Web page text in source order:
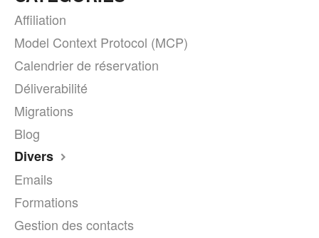
Affiliation
Model Context Protocol (MCP)
Calendrier de réservation
Déliverabilité
Migrations
Blog
Divers
Emails
Formations
Gestion des contacts